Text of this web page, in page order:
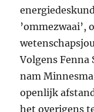
’ommezwaai’,
Volgens Fenna
nam
openlijk
het overigens